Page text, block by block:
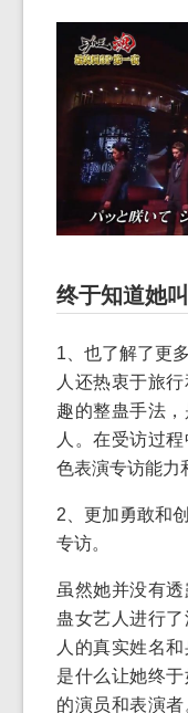
终于知道她
1、也了解了更
人还热衷于旅
趣的整蛊手法
人。在受访过
色表演专访能力
2、更加勇敢和
专访。
虽然她并没有
蛊女艺人进行
人的真实姓名
是什么让她终
的演员和表演